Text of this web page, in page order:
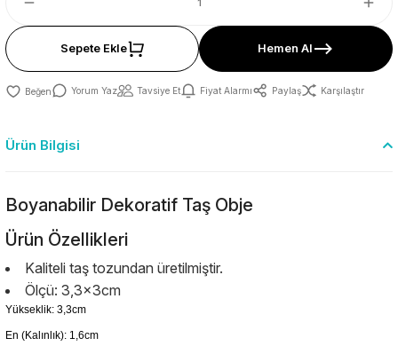
Sepete Ekle Hemen Al
Yorum Yaz Tavsiye Et Fiyat Alarmı Paylaş Karşılaştır
Ürün Bilgisi
Boyanabilir Dekoratif Taş Obje
Ürün Özellikleri
Kaliteli taş tozundan üretilmiştir.
Ölçü: 3,3x3cm
Yükseklik: 3,3cm
En (Kalınlık): 1,6cm